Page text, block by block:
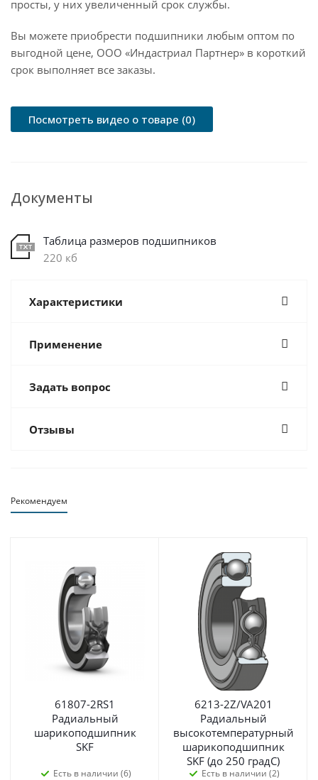
просты, у них увеличенный срок службы.
Вы можете приобрести подшипники любым оптом по
выгодной цене, ООО «Индастриал Партнер» в короткий
срок выполняет все заказы.
Посмотреть видео о товаре (0)
Документы
Таблица размеров подшипников
220 кб
Характеристики
Применение
Задать вопрос
Отзывы
Рекомендуем
61807-2RS1
Радиальный
шарикоподшипник
SKF
Есть в наличии (6)
6213-2Z/VA201
Радиальный
высокотемпературный
шарикоподшипник
SKF (до 250 градС)
Есть в наличии (2)